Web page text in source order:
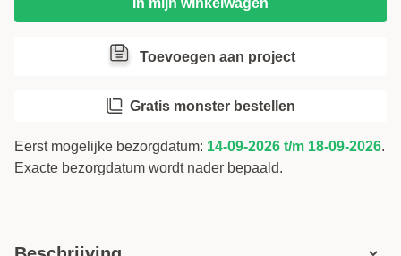
Positie van zijlicht
Toevoegen aan project
Gratis monster bestellen
Eerst mogelijke bezorgdatum: 14-09-2026 t/m 18-09-2026.
Exacte bezorgdatum wordt nader bepaald.